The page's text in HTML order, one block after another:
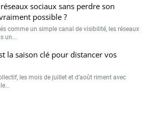
sociaux sans perdre son
possible ?
comme un simple canal de visibilité, les réseaux
un...
la saison clé pour distancer vos
les mois de juillet et d’août riment avec